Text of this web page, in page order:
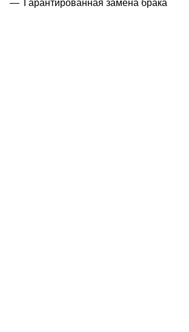
Гарантированная замена брака